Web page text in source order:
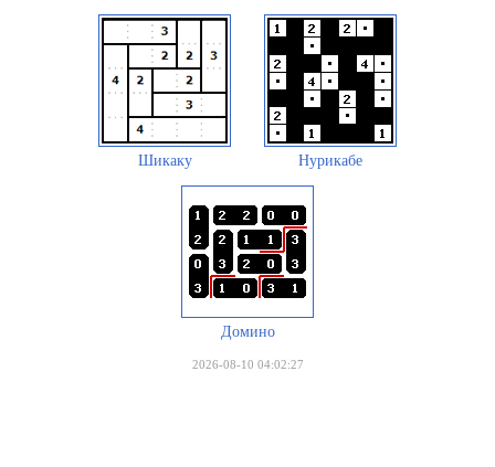
Шикаку Нурикабе
Домино
2026-08-10 04:02:27